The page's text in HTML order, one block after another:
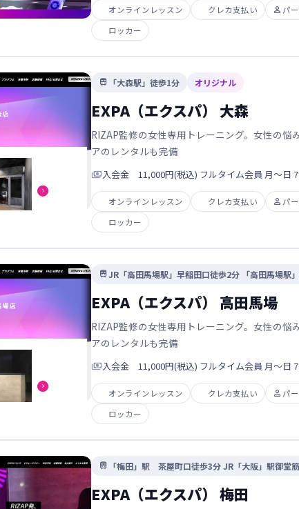
オンラインレッスン クレカ支払い  パ
ロッカー
 「大森駅」徒歩1分 オリジナル
EXPA（エクスパ） 大森
RIZAP監修の女性専用トレーニング。女性の悩
アのレンタルも完備
入会金 11,000円(税込) フルタイム会員 月〜日
オンラインレッスン クレカ支払い  パ
ロッカー
JR「高田馬場駅」早稲田口徒歩2分 「高田馬場駅
EXPA（エクスパ） 高田馬場
RIZAP監修の女性専用トレーニング。女性の悩
アのレンタルも完備
入会金 11,000円(税込) フルタイム会員 月〜日
オンラインレッスン クレカ支払い  パ
ロッカー
 「梅田」駅 茶屋町口徒歩3分 JR「大阪」駅御
EXPA（エクスパ） 梅田